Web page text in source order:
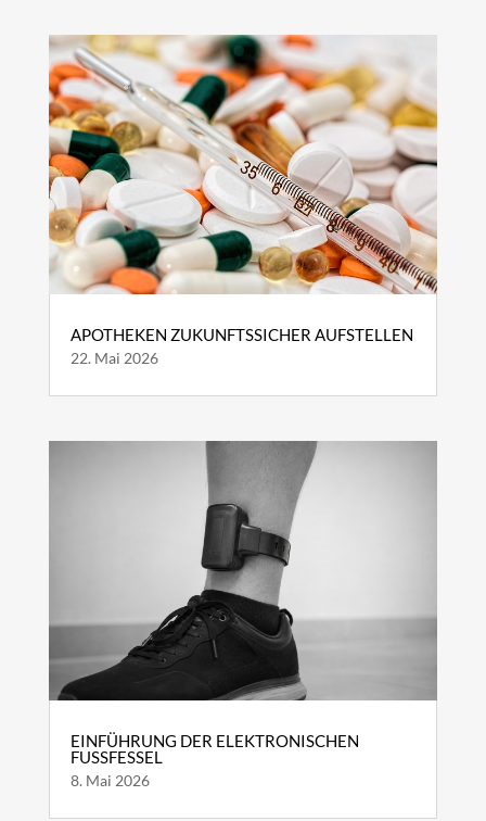
APOTHEKEN ZUKUNFTSSICHER AUFSTELLEN
22. Mai 2026
EINFÜHRUNG DER ELEKTRONISCHEN
FUSSFESSEL
8. Mai 2026